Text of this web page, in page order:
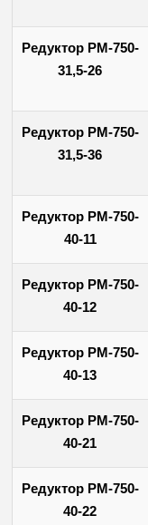
Редуктор РМ-750-
31,5-26
Редуктор РМ-750-
31,5-36
Редуктор РМ-750-
40-11
Редуктор РМ-750-
40-12
Редуктор РМ-750-
40-13
Редуктор РМ-750-
40-21
Редуктор РМ-750-
40-22